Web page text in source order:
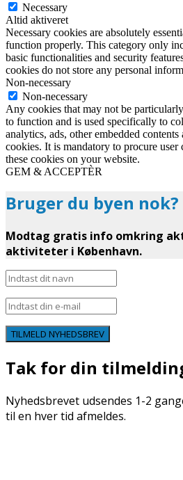
Necessary
Altid aktiveret
Necessary cookies are absolutely
function properly. This category only
basic functionalities and security
cookies do not store any personal
Non-necessary
Non-necessary
Any cookies that may not be
to function and is used specifically to
analytics, ads, other embedded contents
cookies. It is mandatory to procure
these cookies on your website.
GEM & ACCEPTÈR
Bruger du byen nok?
Modtag gratis info omkring
aktiviteter i København.
TILMELD NYHEDSBREV
Tak for din
Nyhedsbrevet udsendes 1-2
til en hver tid afmeldes.